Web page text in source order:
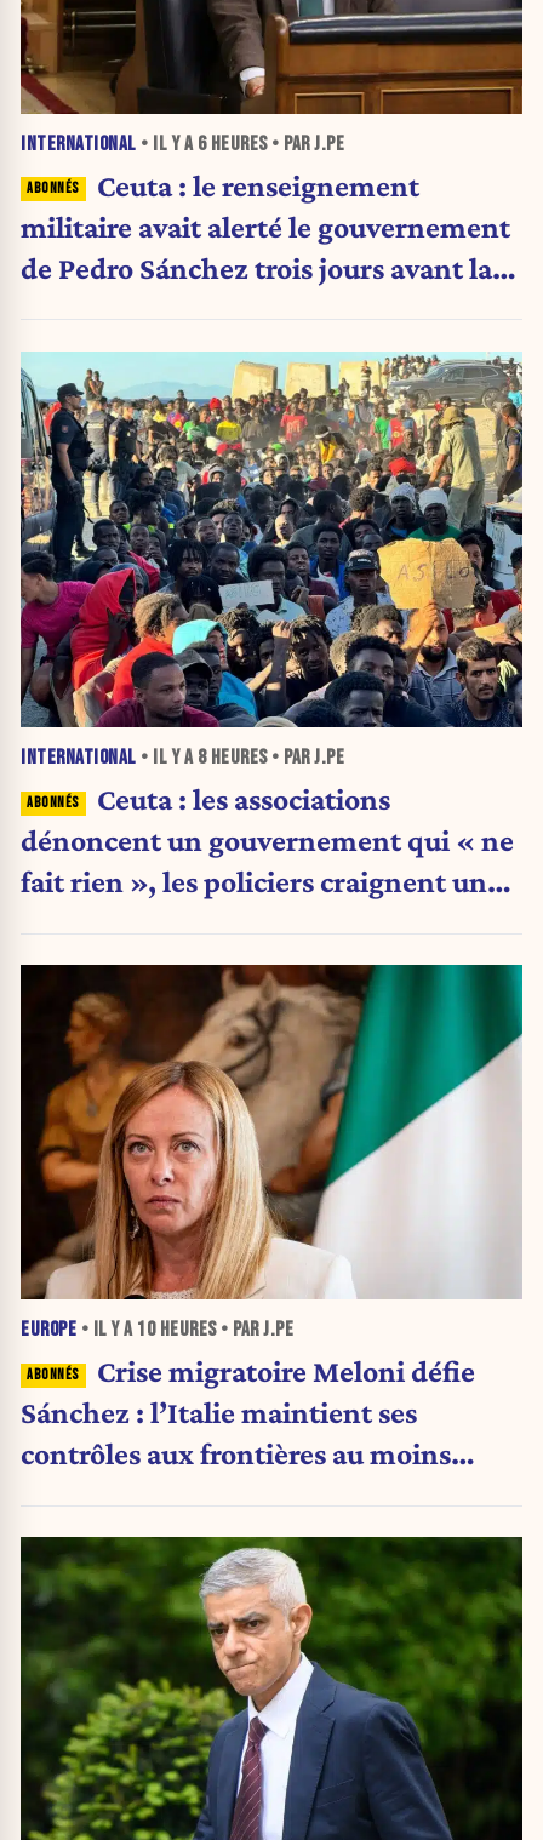
INTERNATIONAL • IL Y A 6 HEURES• PAR J.PE
Ceuta : le renseignement
militaire avait alerté le gouvernement
de Pedro Sánchez trois jours avant la
INTERNATIONAL • IL Y A 8 HEURES• PAR J.PE
Ceuta : les associations
dénoncent un gouvernement qui « ne
fait rien », les policiers craignent une
EUROPE • IL Y A 10 HEURES• PAR J.PE
Crise migratoire Meloni défie
Sánchez : l’Italie maintient ses
contrôles aux frontières au moins